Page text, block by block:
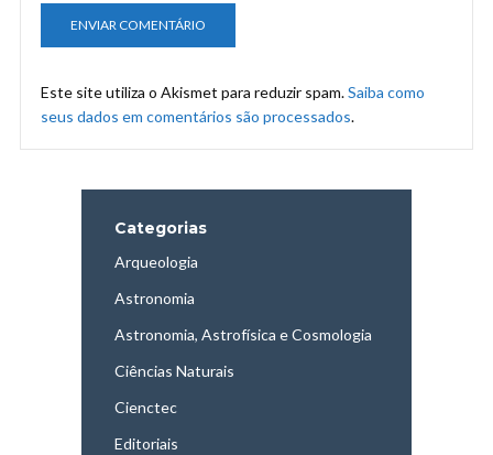
Este site utiliza o Akismet para reduzir spam.Saiba como
seus dados em comentários são processados.
Categorias
Arqueologia
Astronomia
Astronomia, Astrofísica e Cosmologia
Ciências Naturais
Cienctec
Editoriais